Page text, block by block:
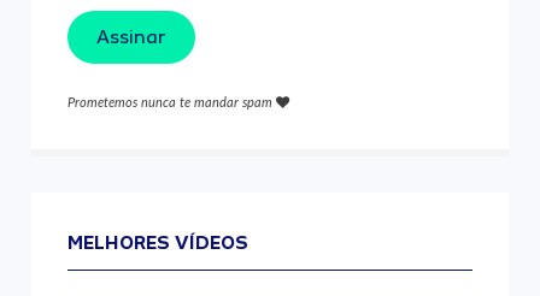
Assinar
Prometemos nunca te mandar spam
MELHORES VÍDEOS